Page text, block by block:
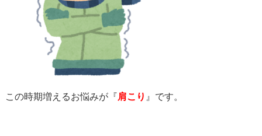
この時期増えるお悩みが『肩こり 』です。